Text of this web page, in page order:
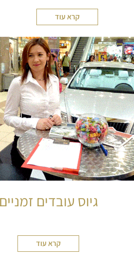
קרא עוד
גיוס עובדים
קרא עוד